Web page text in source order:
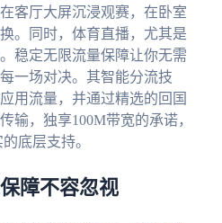
客厅大屏沉浸观赛，在卧室
。同时，体育直播，尤其是
稳定无限流量保障让你无需
一场对决。其智能分流技
用流量，并通过精选的回国
输，独享100M带宽的承诺，
底层支持。
障不容忽视